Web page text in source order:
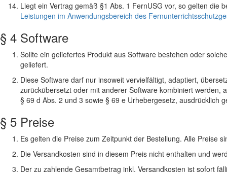
Liegt ein Vertrag gemäß §1 Abs. 1 FernUSG vor, so gelten die
Leistungen im Anwendungsbereich des
§ 4 Software
Sollte ein geliefertes Produkt aus Software bestehen oder
geliefert.
Diese Software darf nur insoweit vervielfältigt, adaptiert,
zurückübersetzt oder mit anderer Software kombiniert
§ 69 d Abs. 2 und 3 sowie § 69 e Urhebergesetz, ausdrücklich
§ 5 Preise
Es gelten die Preise zum Zeitpunkt der Bestellung. Alle Preise
Die Versandkosten sind in diesem Preis nicht enthalten und
Der zu zahlende Gesamtbetrag inkl. Versandkosten ist sofort